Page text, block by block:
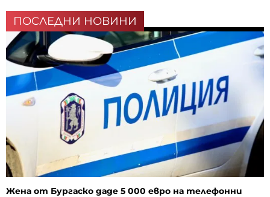
ПОСЛЕДНИ НОВИНИ
Жена от Бургаско даде 5 000 евро на телефонни